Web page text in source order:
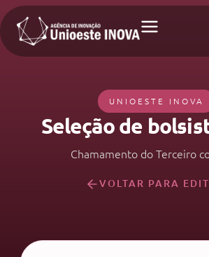
UNIOESTE INOVA
Seleção de
Chamamento do Terceiro
VOLTAR PARA